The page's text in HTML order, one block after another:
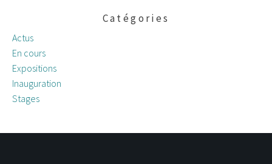
Catégories
Actus
En cours
Expositions
Inauguration
Stages